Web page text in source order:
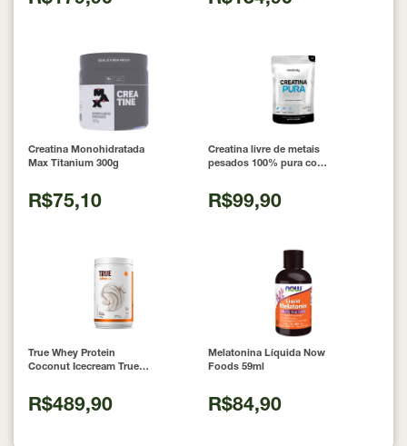
Creatina Monohidratada
Max Titanium 300g
R$75,10
Creatina livre de metais
pesados 100% pura com
Nutrition
R$99,90
True Whey Protein
Coconut Icecream True
R$489,90
Melatonina Líquida Now
Foods 59ml
R$84,90